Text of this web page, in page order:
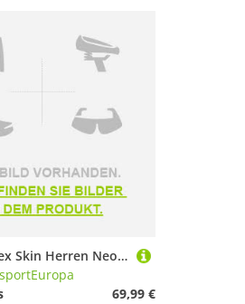
CAMARO Flex Skin Herren Neopren Shorty Neoprenanzug Wetsuit
69,99 €